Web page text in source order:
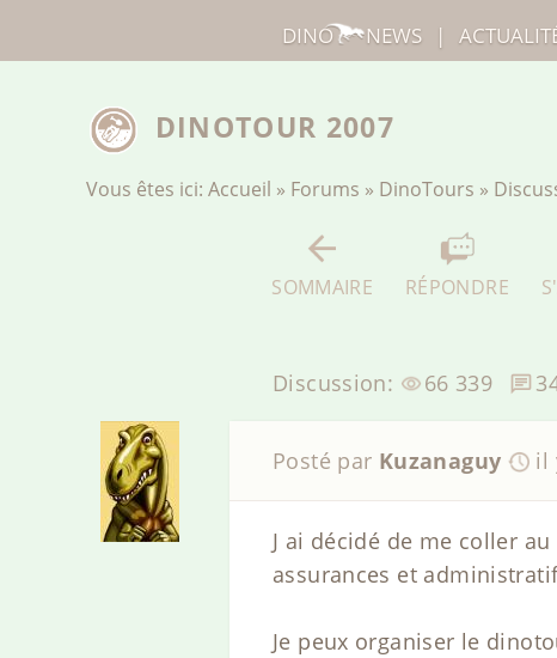
DINOTOUR 2007
Vous êtes ici: Accueil » Forums » DinoTours »
SOMMAIRE RÉPONDRE
Discussion: 66 339
Posté par Kuzanaguy il
J ai décidé de me coller
assurances et
Je peux organiser le
DINO NEWS |